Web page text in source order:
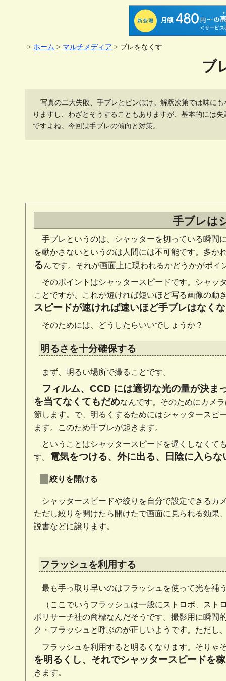
> ホーム > マルチメディア > ブレをなくす
ブ
写真の二大失敗、手ブレとピンぼけ。解釈次第では味にも
りますし、わざとそうすることもありますが、基本的には失
ですよね。今回は手ブレの傾向と対策。
手ブレは
手ブレというのは、シャッターを切っている瞬間
を動かさないというのは人間には不可能です。多か
るんです。それが画面上に現われるかどうかがポイ
そのポイントはシャッタースピードです。シャッ
ことですが、これが短ければ短いほど写る画像の動
スピードが速ければ速いほど手ブレはなく
そのためには、どうしたらいいでしょうか？
明るさを十分確保する
まず、明るい場所で撮ることです。
フィルム、CCD には適切な光の量が決ま
を当てなくてもだめなんです。そのためにカメ
節します。で、明るくするためにはシャッタースピ
ます。このため手ブレが起きます。
ということはシャッタースピードを遅くしなくて
す。
電気をつける、外に出る、日陰に入らな
絞りを開ける
シャッタースピードや絞りを自分で設定できるカ
ただし絞りを開けたら開けたで画面に見られる効果
説書などに譲ります。
フラッシュを利用する
最も手っ取り早いのはフラッシュを使って光を補
（ここでいうフラッシュは一般にストロボ、ス
ボリサーチ社の商標なんだそうです。撮影用に瞬間
ク・フラッシュと呼ぶのが正しいようです。ただし
フラッシュを利用すると明るくなります。そりゃ
を明るくし、それでシャッタースピードを
きます。